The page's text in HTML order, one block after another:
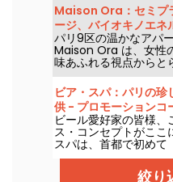
て熱狂的な雰囲気――
の年間ヒット必至イベ
Maison Ora：セミプ
ージ、バイオキノエ
健康を支えるセンター
パリ9区の温かなアパ
Maison Ora は、女性
味あふれる視点からと
提案します。バイオキ
超プライベートな治療
なプログラムが並ぶ
の良い空間は、急ぎの
自分をケアする時間
れます。
ビア・スパ：パリの
供 - プロモーションコ
ビール愛好家の皆様
ス・コンセプトがここ
スパは、首都で初めて
る。そう、リラクゼ
杯することもできる
絞り